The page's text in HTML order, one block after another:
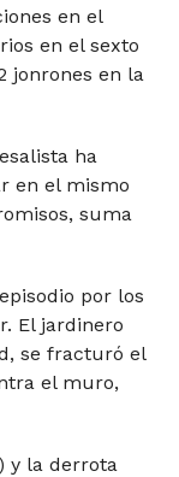
en el
en el sexto
jonrones en la
ha
en el mismo
suma
por los
El jardinero
se fracturó el
el muro,
y la derrota